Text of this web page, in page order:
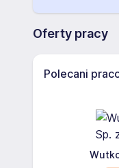
Oferty pracy
Polecani